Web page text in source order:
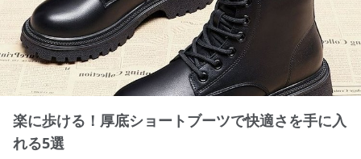
楽に歩ける！厚底ショートブーツで快適さを手に入
れる5選